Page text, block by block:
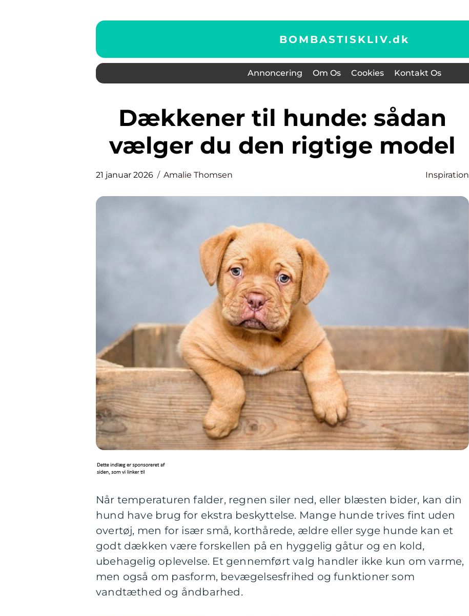
BOMBASTISKLIV.dk
Annoncering Om Os Cookies Kontakt Os
Dækkener til hunde: sådan
vælger du den rigtige model
21 januar 2026 Amalie Thomsen Inspiration
Når temperaturen falder, regnen siler ned, eller blæsten bider, kan din
hund have brug for ekstra beskyttelse. Mange hunde trives fint uden
overtøj, men for især små, korthårede, ældre eller syge hunde kan et
godt dækken være forskellen på en hyggelig gåtur og en kold,
ubehagelig oplevelse. Et gennemført valg handler ikke kun om varme,
men også om pasform, bevægelsesfrihed og funktioner som
vandtæthed og åndbarhed.